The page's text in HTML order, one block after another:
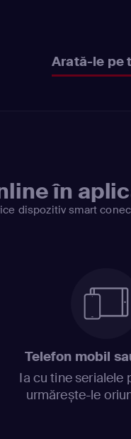
Arată-le pe
în
dispozitiv smart
Telefon mobil
Ia cu tine serialele
urmărește-le